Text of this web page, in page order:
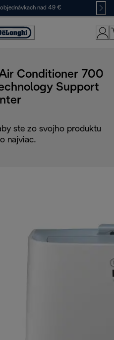
objednávkach nad 49 €
Conditioner 700
Support
ste zo svojho produktu
najviac.